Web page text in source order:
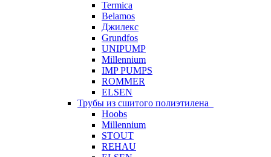
Termica
Belamos
Джилекс
Grundfos
UNIPUMP
Millennium
IMP PUMPS
ROMMER
ELSEN
Трубы из сшитого полиэтилена
Hoobs
Millennium
STOUT
REHAU